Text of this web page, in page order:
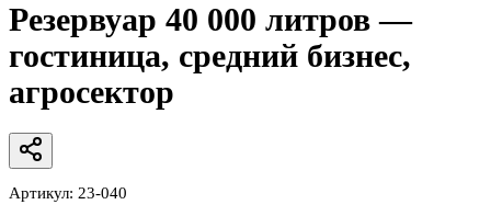
Резервуар 40 000 литров —
гостиница, средний бизнес,
агросектор
Артикул: 23-040